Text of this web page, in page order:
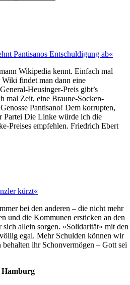
Pantisanos Entschuldigung ab«
Wikipedia kennt. Einfach mal
findet man dann eine
Heusinger-Preis gibt’s
mal Zeit, eine Braune-Socken-
Pantisano! Dem korrupten,
Partei Die Linke würde ich die
Preises empfehlen. Friedrich Ebert
kürzt«
bei den anderen – die nicht mehr
und die Kommunen ersticken an den
sich allein sorgen. »Solidarität« mit den
egal. Mehr Schulden können wir
ihr Schonvermögen – Gott sei
Hamburg